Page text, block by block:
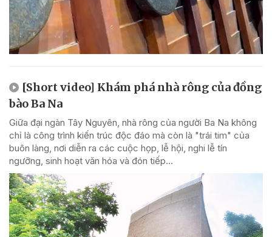
[Short video] Khám phá nhà rông của đồng
bào Ba Na
Giữa đại ngàn Tây Nguyên, nhà rông của người Ba Na không
chỉ là công trình kiến trúc độc đáo mà còn là "trái tim" của
buôn làng, nơi diễn ra các cuộc họp, lễ hội, nghi lễ tín
ngưỡng, sinh hoạt văn hóa và đón tiếp...